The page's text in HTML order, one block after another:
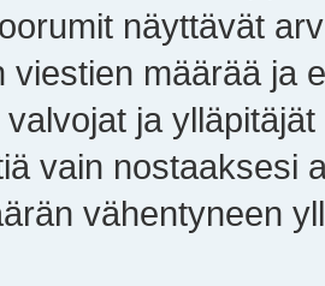
näyttävät
viestien määrää ja
ja
vain nostaaksesi
vähentyneen